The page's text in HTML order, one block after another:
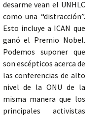
desarme vean el UNHLC
como una “distracción”.
Esto incluye a ICAN que
ganó el Premio Nobel.
Podemos suponer que
son escépticos acerca de
las conferencias de alto
nivel de la ONU de la
misma manera que los
principales activistas